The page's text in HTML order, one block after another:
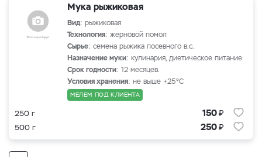
Мука рыжиковая
Вид: рыжиковая
Технология: жерновой помол
Сырье: семена рыжика посевного в.с.
Назначение муки: кулинария, диетическое питание
Срок годности: 12 месяцев.
Условия хранения: не выше +25°С
МЕЛЕМ ПОД КЛИЕНТА
250 г 150₽
500 г 250₽